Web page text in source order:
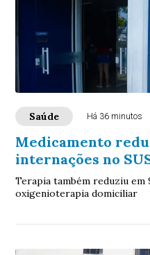
Saúde Há 36 minutos
Medicamento
internações no
Terapia também reduziu em
oxigenioterapia domiciliar